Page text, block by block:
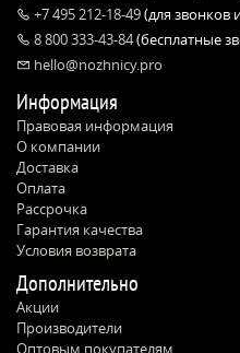
+7 495 212-18-49(для звонков
8 800 333-43-84(бесплатные
hello@nozhnicy.pro
Информация
Правовая информация
О компании
Доставка
Оплата
Рассрочка
Гарантия качества
Условия возврата
Дополнительно
Акции
Производители
Оптовым покупателям